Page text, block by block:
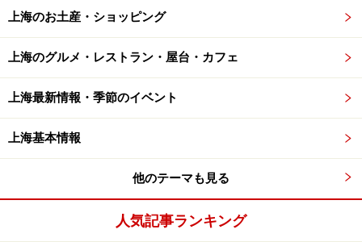
スイートルームの1つ。シンプルで潔いデザインが宿泊する
人の気持ちをリラックスさせてくれる
「JIA」。重厚なビルのドアを開けるとヒップな現代アー
トのインスピレーションが広がります。 55ある客室には
「Knoll」「Minotti」などの家具や写真家ラッセルウォン
の作品が展示。中国語で「家」を表す「JIA」という名前
の通り、インテリアにとことんこだわりを持ち、まるで
魅力。全室に電化キッチンと調理器具、大きなクローゼ
上海のお土産・ショッピング
上海のグルメ・レストラン・屋台・カフェ
上海最新情報・季節のイベント
上海基本情報
他のテーマも見る
人気記事ランキング